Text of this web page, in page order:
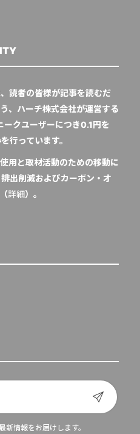
読者の皆様が記事を読むだ
、ハーチ株式会社が運営する
ークユーザーにつき0.1円を
行っています。
用と取材活動のための移動に
出削減およびカーボン・オ
詳細）。
情報をお届けします。